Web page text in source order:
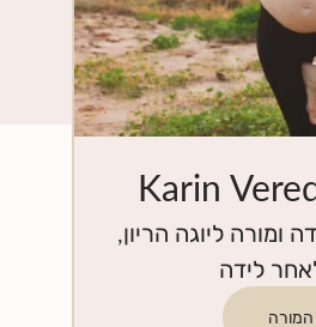
Karin
ומורה ליוגה הריון,
לידה